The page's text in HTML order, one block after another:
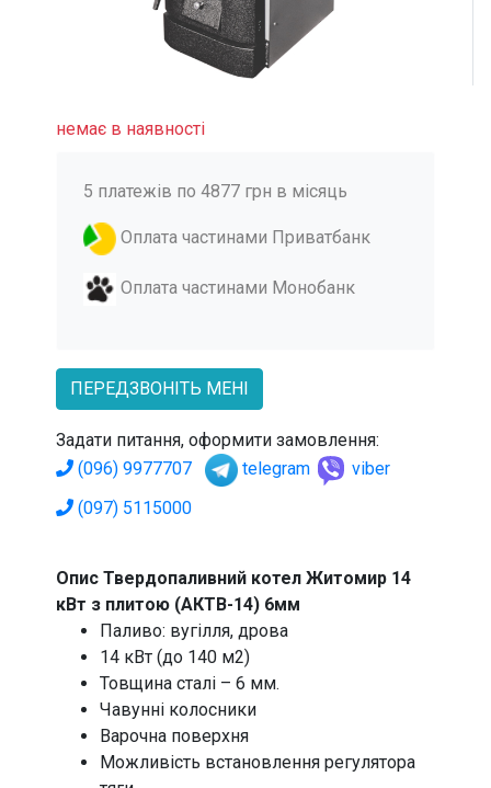
немає в наявності
5 платежів по 4877 грн в місяць
Оплата частинами Приватбанк
Оплата частинами Монобанк
ПЕРЕДЗВОНІТЬ МЕНІ
Задати питання, оформити замовлення:
(096) 9977707
telegram
viber
(097) 5115000
Опис Твердопаливний котел Житомир 14
кВт з плитою (АКТВ-14) 6мм
Паливо: вугілля, дрова
14 кВт (до 140 м2)
Товщина сталі – 6 мм.
Чавунні колосники
Варочна поверхня
Можливість встановлення регулятора